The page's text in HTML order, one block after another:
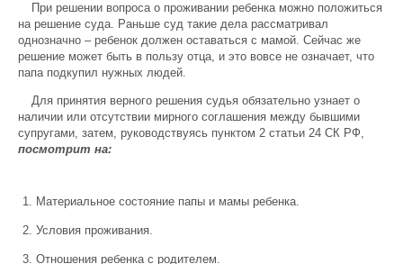
При решении вопроса о проживании ребенка можно положиться
на решение суда. Раньше суд такие дела рассматривал
однозначно – ребенок должен оставаться с мамой. Сейчас же
решение может быть в пользу отца, и это вовсе не означает, что
папа подкупил нужных людей.
Для принятия верного решения судья обязательно узнает о
наличии или отсутствии мирного соглашения между бывшими
супругами, затем, руководствуясь пунктом 2 статьи 24 СК РФ,
посмотрит на:
Материальное состояние папы и мамы ребенка.
Условия проживания.
Отношения ребенка с родителем.